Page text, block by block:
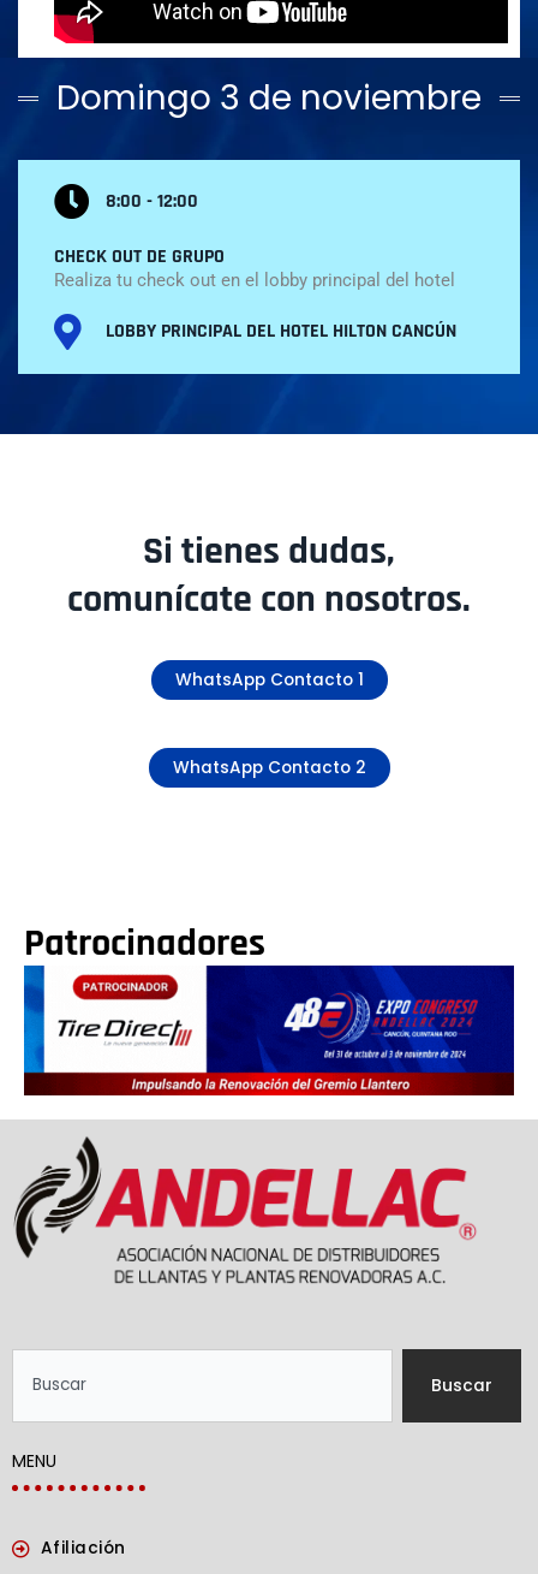
Domingo 3 de noviembre
8:00 - 12:00
CHECK OUT DE GRUPO
Realiza tu check out en el lobby principal del hotel
LOBBY PRINCIPAL DEL HOTEL HILTON CANCÚN
Si tienes dudas,
comunícate con nosotros.
WhatsApp Contacto 1
WhatsApp Contacto 2
Patrocinadores
Buscar
MENU
Afiliación